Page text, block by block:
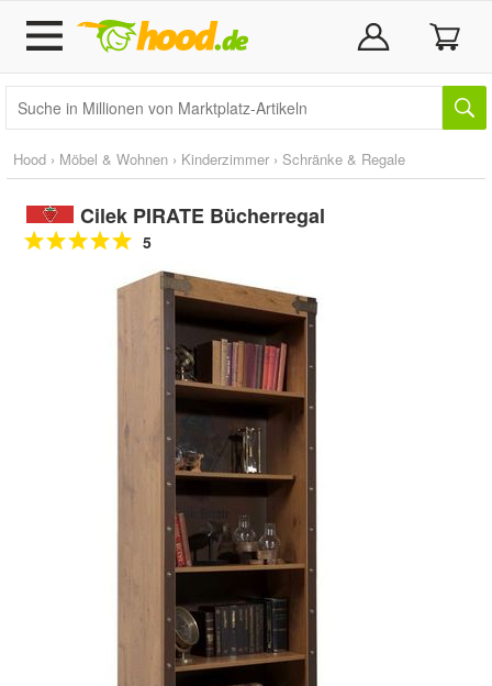
Hood › Möbel & Wohnen › Kinderzimmer › Schränke & Regale
Cilek PIRATE Bücherregal
5